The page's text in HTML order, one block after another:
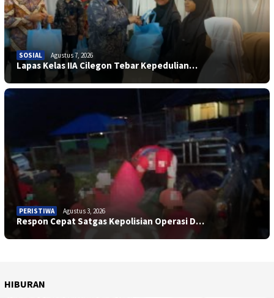
SOSIAL Agustus 7, 2026
Lapas Kelas IIA Cilegon Tebar Kepedulian…
PERISTIWA Agustus 3, 2026
Respon Cepat Satgas Kepolisian Operasi D…
HIBURAN